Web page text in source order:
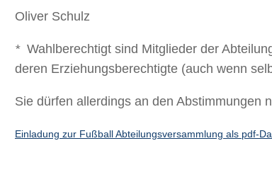
Oliver Schulz
* Wahlberechtigt sind Mitglieder der
deren Erziehungsberechtigte (auch wenn
Sie dürfen allerdings an den Abstimmungen
Einladung zur Fußball Abteilungsversammlung als pdf-